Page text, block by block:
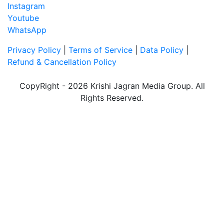
Instagram
Youtube
WhatsApp
Privacy Policy
Terms of Service Data Policy
Refund & Cancellation Policy
CopyRight - 2026 Krishi Jagran Media Group. All
Rights Reserved.